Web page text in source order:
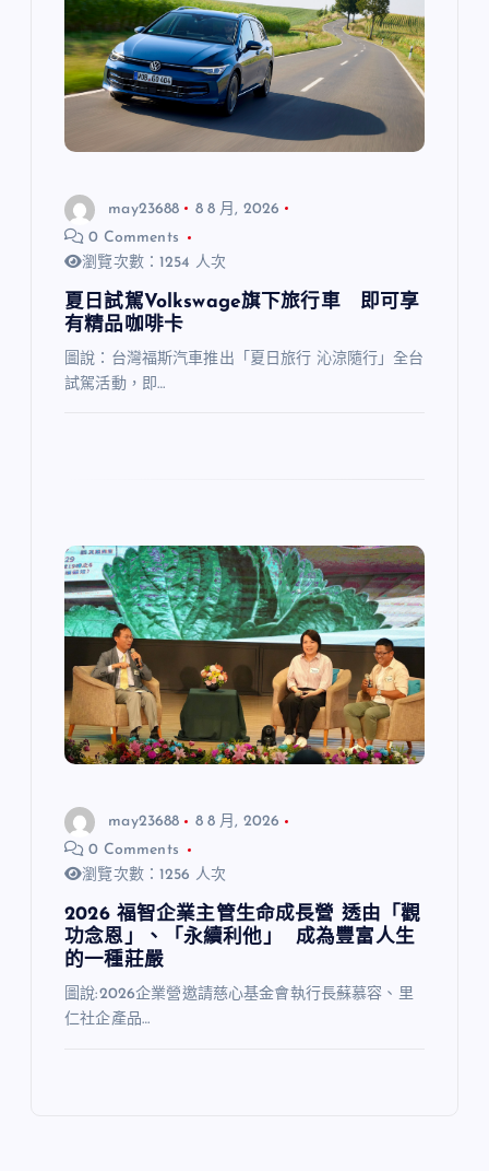
may23688
8 8 月, 2026
0 Comments
瀏覽次數：1254 人次
夏日試駕Volkswage旗下旅行車 即可享
有精品咖啡卡
圖說：台灣福斯汽車推出「夏日旅行 沁涼隨行」全台
試駕活動，即…
may23688
8 8 月, 2026
0 Comments
瀏覽次數：1256 人次
2026 福智企業主管生命成長營 透由「觀
功念恩」、「永續利他」 成為豐富人生
的一種莊嚴
圖說:2026企業營邀請慈心基金會執行長蘇慕容、里
仁社企產品…